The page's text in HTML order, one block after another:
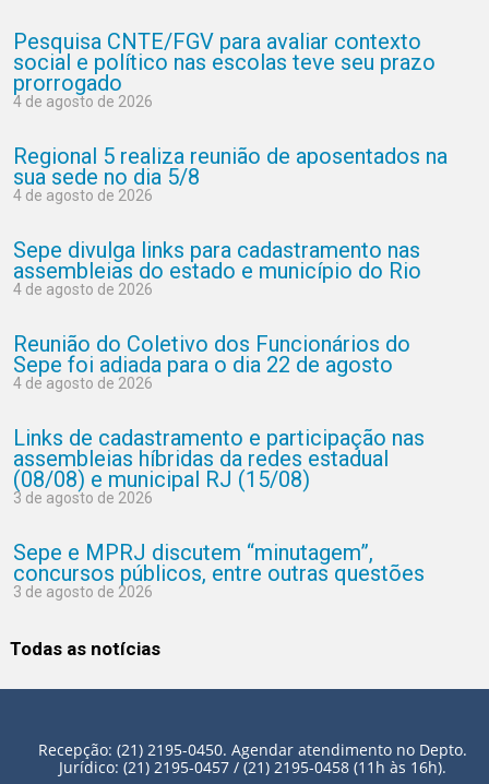
Pesquisa CNTE/FGV para avaliar contexto
social e político nas escolas teve seu prazo
prorrogado
4 de agosto de 2026
Regional 5 realiza reunião de aposentados na
sua sede no dia 5/8
4 de agosto de 2026
Sepe divulga links para cadastramento nas
assembleias do estado e município do Rio
4 de agosto de 2026
Reunião do Coletivo dos Funcionários do
Sepe foi adiada para o dia 22 de agosto
4 de agosto de 2026
Links de cadastramento e participação nas
assembleias híbridas da redes estadual
(08/08) e municipal RJ (15/08)
3 de agosto de 2026
Sepe e MPRJ discutem “minutagem”,
concursos públicos, entre outras questões
3 de agosto de 2026
Todas as notícias
Recepção: (21) 2195-0450. Agendar atendimento no Depto.
Jurídico: (21) 2195-0457 / (21) 2195-0458 (11h às 16h).